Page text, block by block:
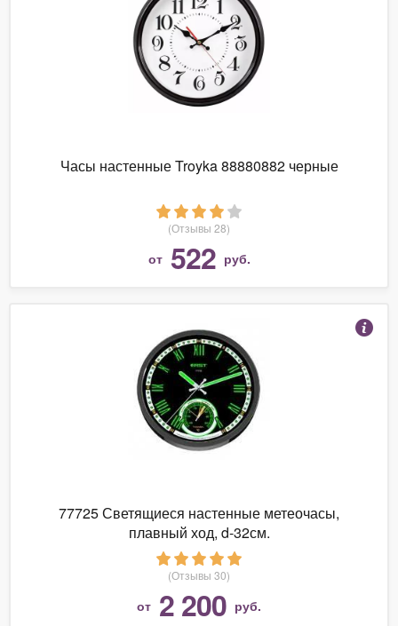
Часы настенные Troyka 88880882 черные
(Отзывы 28)
от 522 руб.
77725 Светящиеся настенные метеочасы,
плавный ход, d-32см.
(Отзывы 30)
от 2 200 руб.